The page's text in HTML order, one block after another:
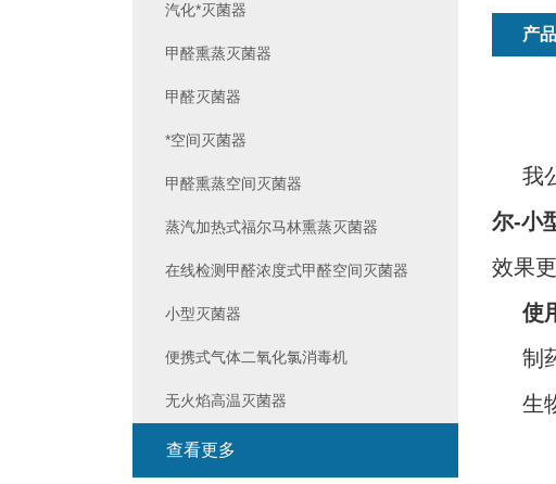
产
我
尔-小
效果
使
制
生
汽化*灭菌器
甲醛熏蒸灭菌器
甲醛灭菌器
*空间灭菌器
甲醛熏蒸空间灭菌器
蒸汽加热式福尔马林熏蒸灭菌器
在线检测甲醛浓度式甲醛空间灭菌器
小型灭菌器
便携式气体二氧化氯消毒机
无火焰高温灭菌器
查看更多